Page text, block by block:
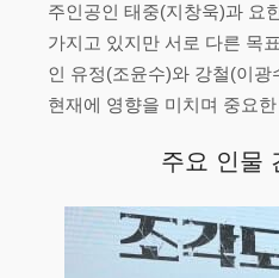
주인공인 태중(지창욱)과 요
가지고 있지만 서로 다른 목
인 유정(조윤수)와 강철(이
현재에 영향을 미치며 중요
주요 인물